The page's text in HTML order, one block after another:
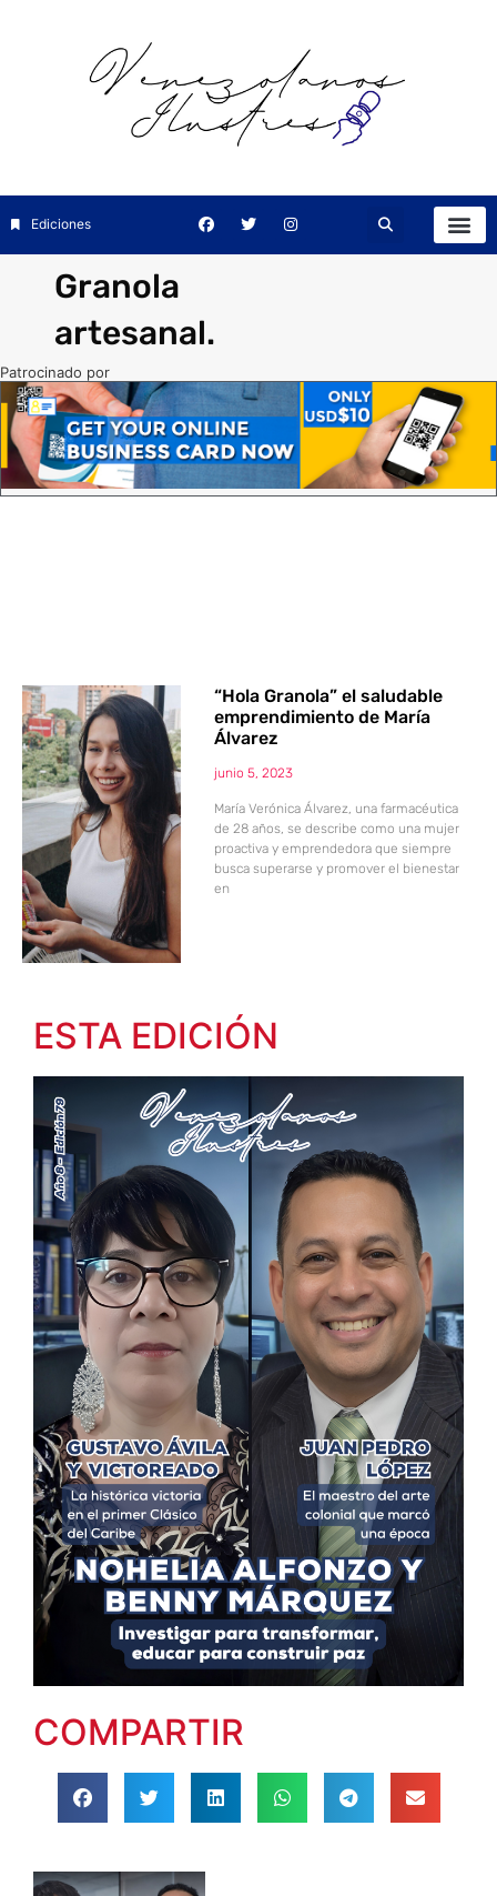
Ediciones
Granola
artesanal.
Patrocinado por
“Hola Granola” el saludable
emprendimiento de María
Álvarez
junio 5, 2023
María Verónica Álvarez, una farmacéutica
de 28 años, se describe como una mujer
proactiva y emprendedora que siempre
busca superarse y promover el bienestar
en
ESTA EDICIÓN
COMPARTIR